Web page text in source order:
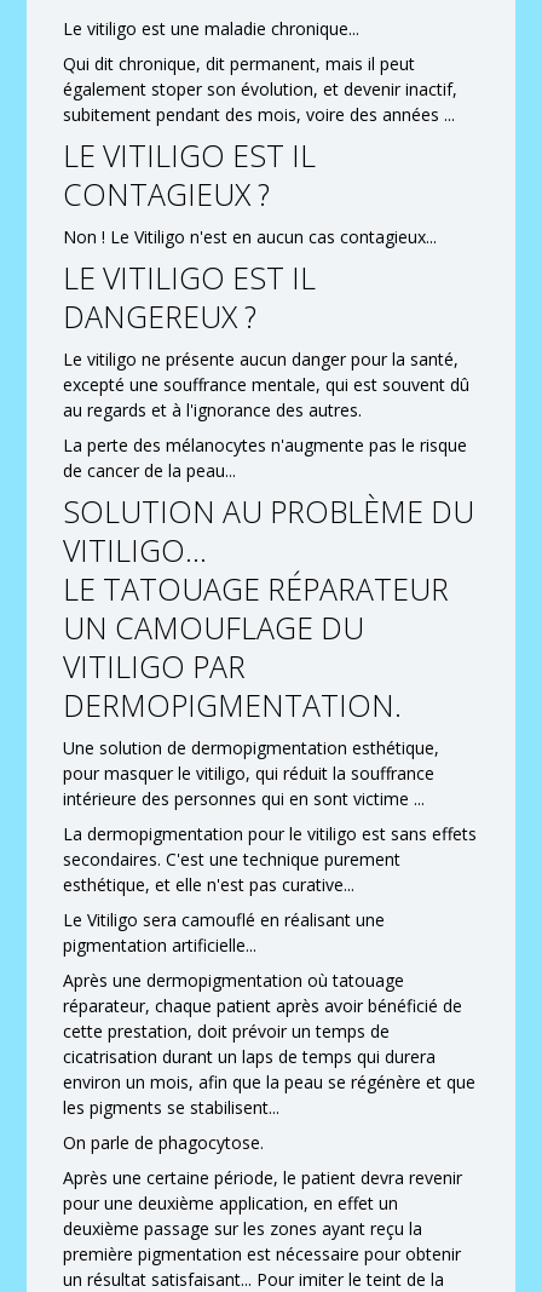
Le vitiligo est une maladie chronique...
Qui dit chronique, dit permanent, mais il peut
également stoper son évolution, et devenir inactif,
subitement pendant des mois, voire des années ...
LE VITILIGO EST IL
CONTAGIEUX ?
Non ! Le Vitiligo n'est en aucun cas contagieux...
LE VITILIGO EST IL
DANGEREUX ?
Le vitiligo ne présente aucun danger pour la santé,
excepté une souffrance mentale, qui est souvent dû
au regards et à l'ignorance des autres.
La perte des mélanocytes n'augmente pas le risque
de cancer de la peau...
SOLUTION AU PROBLÈME DU
VITILIGO...
LE TATOUAGE RÉPARATEUR
UN CAMOUFLAGE DU
VITILIGO PAR
DERMOPIGMENTATION.
Une solution de dermopigmentation esthétique,
pour masquer le vitiligo, qui réduit la souffrance
intérieure des personnes qui en sont victime ...
La dermopigmentation pour le vitiligo est sans effets
secondaires. C'est une technique purement
esthétique, et elle n'est pas curative...
Le Vitiligo sera camouflé en réalisant une
pigmentation artificielle...
Après une dermopigmentation où tatouage
réparateur, chaque patient après avoir bénéficié de
cette prestation, doit prévoir un temps de
cicatrisation durant un laps de temps qui durera
environ un mois, afin que la peau se régénère et que
les pigments se stabilisent...
On parle de phagocytose.
Après une certaine période, le patient devra revenir
pour une deuxième application, en effet un
deuxième passage sur les zones ayant reçu la
première pigmentation est nécessaire pour obtenir
un résultat satisfaisant... Pour imiter le teint de la